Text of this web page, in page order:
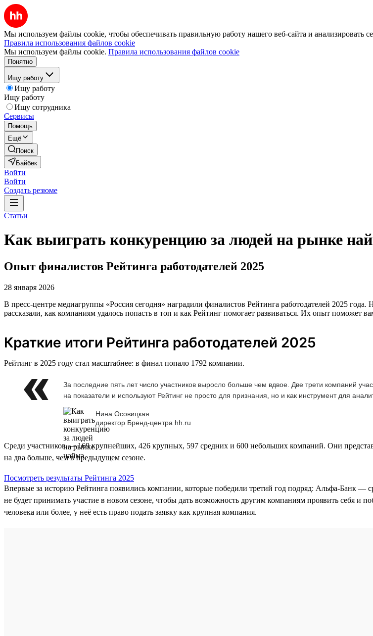
Мы используем файлы cookie, чтобы обеспечивать правильную работу нашего веб-сайта и анализировать
Правила использования файлов cookie
Мы используем файлы cookie. Правила использования файлов cookie
Понятно
Ищу работу
Ищу работу
Ищу работу
Ищу сотрудника
Сервисы
Помощь
Ещё
Поиск
Байбек
Войти
Войти
Создать резюме
Статьи
Как выиграть конкуренцию за людей на рынке
Опыт финалистов Рейтинга работодателей 2025
28 января 2026
В пресс-центре медиагруппы «Россия сегодня» наградили финалистов Рейтинга работодателей 2025
рассказали, как компаниям удалось попасть в топ и как Рейтинг помогает развиваться. Их опыт поможет
Краткие итоги Рейтинга работодателей 2025
Рейтинг в 2025 году стал масштабнее: в финал попало 1792 компании.
За последние пять лет число участников выросло больше чем вдвое. Две трети компаний
на показатели и используют Рейтинг не просто для признания, но и как инструмент для
Нина Осовицкая
директор Бренд-центра hh.ru
Среди участников — 169 крупнейших, 426 крупных, 597 средних и 600 небольших компаний. Они
на два больше, чем в предыдущем сезоне.
Посмотреть результаты Рейтинга 2025
Впервые за историю Рейтинга появились компании, которые победили третий год подряд: Альфа-Банк
не будет принимать участие в новом сезоне, чтобы дать возможность другим компаниям проявить себя и
человека или более, у неё есть право подать заявку как крупная компания.